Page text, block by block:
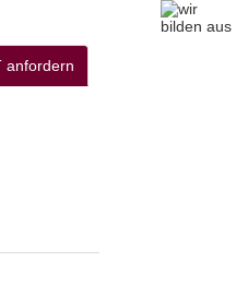
anfordern